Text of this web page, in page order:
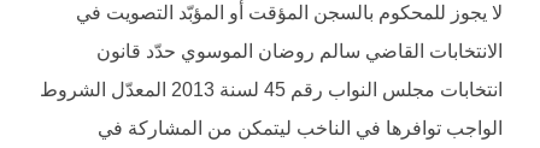
لا يجوز للمحكوم بالسجن المؤقت أو المؤبّد التصويت في
الانتخابات القاضي سالم روضان الموسوي حدّد قانون
انتخابات مجلس النواب رقم 45 لسنة 2013 المعدّل الشروط
الواجب توافرها في الناخب ليتمكن من المشاركة في